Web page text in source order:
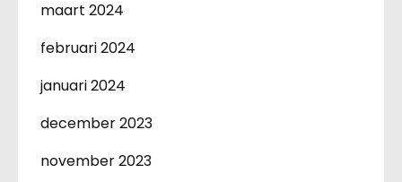
maart 2024
februari 2024
januari 2024
december 2023
november 2023